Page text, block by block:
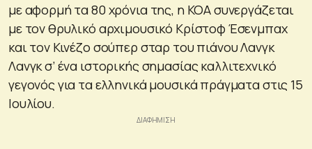
με αφορμή τα 80 χρόνια της, η ΚΟΑ συνεργάζεται
με τον θρυλικό αρχιμουσικό Κρίστοφ Έσενμπαχ
και τον Κινέζο σούπερ σταρ του πιάνου Λανγκ
Λανγκ σ’ ένα ιστορικής σημασίας καλλιτεχνικό
γεγονός για τα ελληνικά μουσικά πράγματα στις 15
Ιουλίου.